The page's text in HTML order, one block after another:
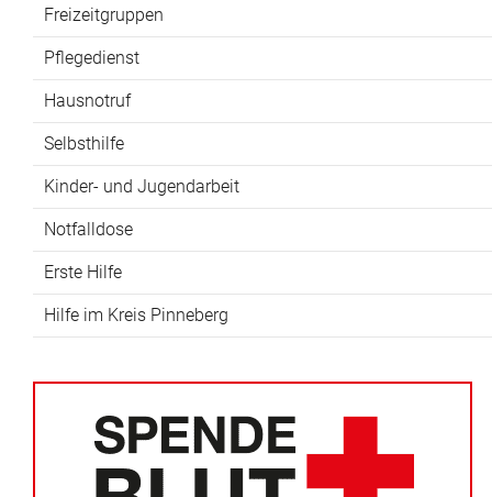
Freizeitgruppen
Pflegedienst
Hausnotruf
Selbsthilfe
Kinder- und Jugendarbeit
Notfalldose
Erste Hilfe
Hilfe im Kreis Pinneberg